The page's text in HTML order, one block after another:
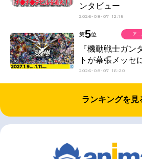
ンタビュー
2026-08-07 12:15
第5位
『機動戦士ガン
トが幕張メッセ
2026-08-07 16:20
アニ
ランキングを見